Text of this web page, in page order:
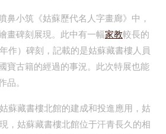
鼻小筑《姑蘇歷代名人字畫廊》中，
畫碑刻展現。此中有一幅家教較長的
作）碑刻，記載的是姑蘇藏書樓人員
寶古籍的經過的事況。此次特展也能
。
蘇藏書樓北館的建成和投進應用，姑
，姑蘇藏書樓北館位于汗青長久的相